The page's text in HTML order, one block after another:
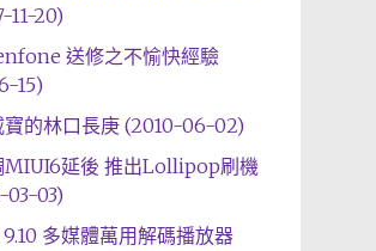
11-20)
送修之不愉快經驗
15)
寶的林口長庚 (2010-06-02)
MIUI6延後 推出Lollipop刷機
03-03)
多媒體萬用解碼播放器